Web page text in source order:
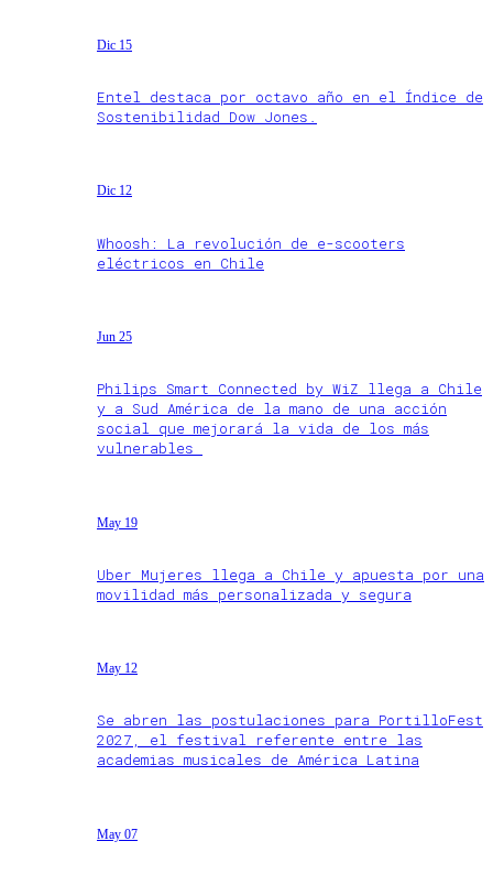
Dic 15
Entel destaca por octavo año en el Índice de
Sostenibilidad Dow Jones.
Dic 12
Whoosh: La revolución de e-scooters
eléctricos en Chile
Jun 25
Philips Smart Connected by WiZ llega a Chile
y a Sud América de la mano de una acción
social que mejorará la vida de los más
vulnerables
May 19
Uber Mujeres llega a Chile y apuesta por una
movilidad más personalizada y segura
May 12
Se abren las postulaciones para PortilloFest
2027, el festival referente entre las
academias musicales de América Latina
May 07